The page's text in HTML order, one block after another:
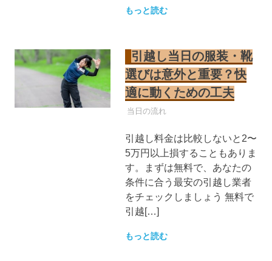
もっと読む
引越し当日の服装・靴
選びは意外と重要？快
適に動くための工夫
引越し業者
当日の流れ
引越し料金は比較しないと2〜
5万円以上損することもありま
す。まずは無料で、あなたの
条件に合う最安の引越し業者
をチェックしましょう 無料で
引越[…]
もっと読む